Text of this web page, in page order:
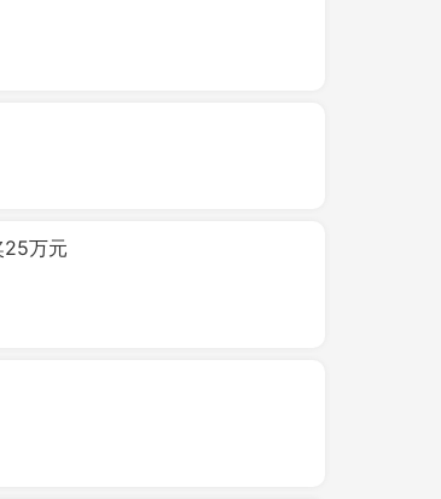
25万元